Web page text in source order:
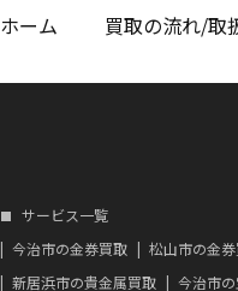
ホーム 買取の流れ/取
サービス一覧
今治市の金券買取
松山市の金
新居浜市の貴金属買取
今治市